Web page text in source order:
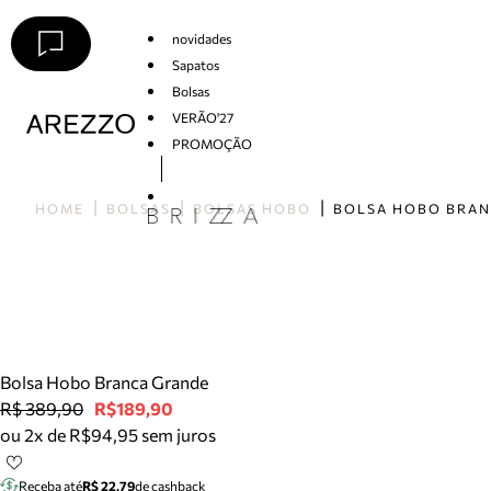
novidades
Sapatos
Bolsas
VERÃO'27
PROMOÇÃO
HOME BOLSAS BOLSAS HOBO
Bolsa Hobo Branca Grande
R$ 389,90 R$189,90
ou 2x de R$94,95 sem juros
Receba atéR$ 22,79de cashback